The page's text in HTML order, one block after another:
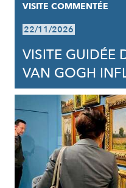
VISITE COMMENTÉE
22/11/2026
VISITE GUIDÉE
VAN GOGH